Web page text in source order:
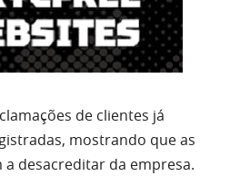
de clientes já
mostrando que as
a desacreditar da empresa.